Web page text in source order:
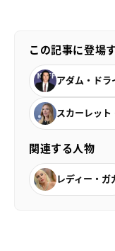
この記事に登場
アダム・ドラ
スカーレット
関連する人物
レディー・ガ